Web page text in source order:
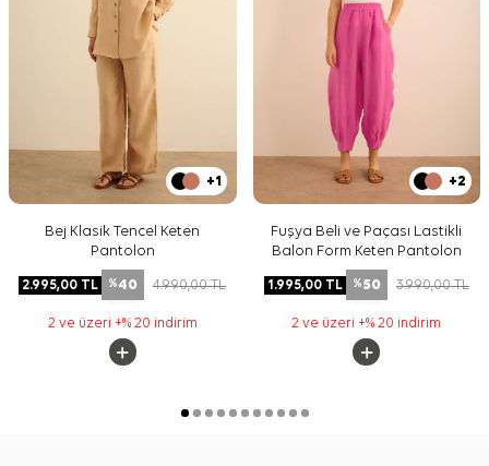
+1
Bej Klasik Tencel Keten
Pantolon
2.995,00 TL %40 4.990,00TL
2 ve üzeri +% 20 indirim
+2
Fuşya Beli ve Paçası Lastikli
Balon Form Keten Pantolon
1.995,00TL %50 3.990,00TL
2 ve üzeri +% 20 indirim